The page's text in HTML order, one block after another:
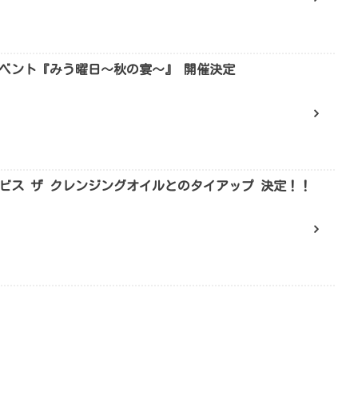
ント『みう曜日～秋の宴～』 開催決定
ス ザ クレンジングオイルとのタイアップ 決定！！